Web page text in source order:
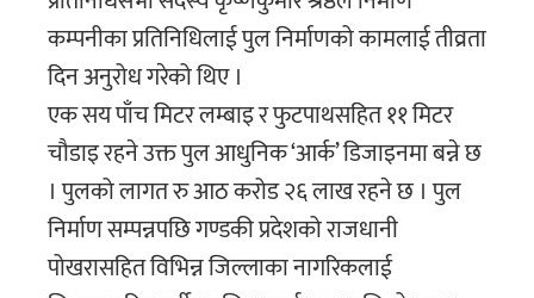
कम्पनीका प्रतिनिधिलाई पुल निर्माणको कामलाई तीव्रता
दिन अनुरोध गरेको थिए ।
एक सय पाँच मिटर लम्बाइ र फुटपाथसहित ११ मिटर
चौडाइ रहने उक्त पुल आधुनिक ‘आर्क’ डिजाइनमा बन्ने छ
। पुलको लागत रु आठ करोड २६ लाख रहने छ । पुल
निर्माण सम्पन्नपछि गण्डकी प्रदेशको राजधानी
पोखरासहित विभिन्न जिल्लाका नागरिकलाई